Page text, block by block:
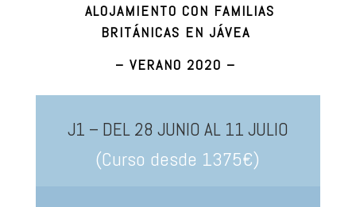
ALOJAMIENTO CON FAMILIAS
BRITÁNICAS EN JÁVEA
– VERANO 2020 –
J1 – DEL 28 JUNIO AL 11 JULIO
(Curso desde 1375€)